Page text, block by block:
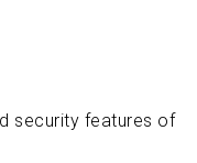
security features of